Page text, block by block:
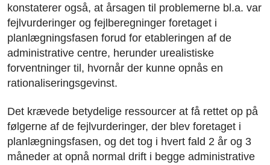
konstaterer også, at årsagen til problemerne bl.a. var
fejlvurderinger og fejlberegninger foretaget i
planlægningsfasen forud for etableringen af de
administrative centre, herunder urealistiske
forventninger til, hvornår der kunne opnås en
rationaliseringsgevinst.
Det krævede betydelige ressourcer at få rettet op på
følgerne af de fejlvurderinger, der blev foretaget i
planlægningsfasen, og det tog i hvert fald 2 år og 3
måneder at opnå normal drift i begge administrative